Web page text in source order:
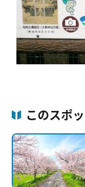
このスポ